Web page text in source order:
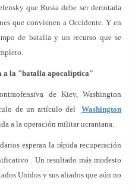
que Rusia debe ser derrotada
que convienen a Occidente. Y en
de batalla y un recurso que se
a la "batalla apocalíptica"
de Kiev, Washington
de un artículo del Washington
a la operación militar ucraniana.
esperan la rápida recuperación
. Un resultado más modesto
Unidos y sus aliados que aún no